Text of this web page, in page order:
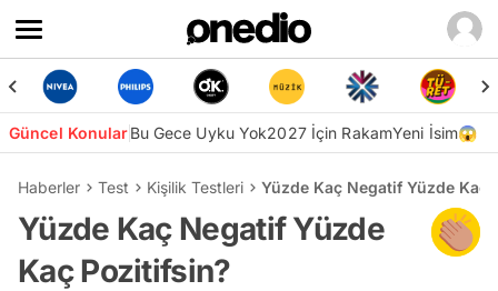
Güncel KonularBu Gece Uyku Yok2027 İçin RakamYeni İsim😱
Haberler Test Kişilik Testleri Yüzde Kaç Negatif Yüzde Kaç
Yüzde Kaç Negatif Yüzde
Kaç Pozitifsin?